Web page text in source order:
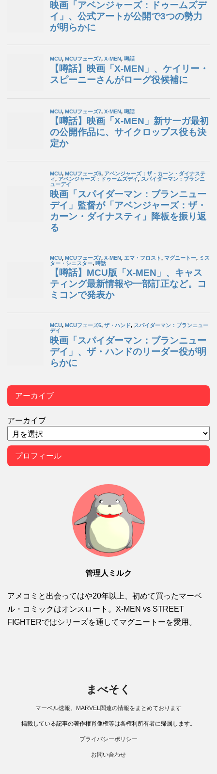
アーカイブ
アーカイブ
プロフィール
管理人ミルク
アメコミと出会ってはや20年以上、初めて買ったマーベ
ル・コミックはオンスロート。X-MEN vs STREET
FIGHTERではシリーズを通してマグニートーを愛用。
まべそく
マーベル速報。MARVEL関連の情報をまとめております
掲載している記事の著作権肖像権等は各権利所有者に帰属します。
プライバシーポリシー
お問い合わせ